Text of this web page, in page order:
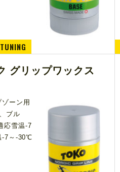
グリップワックス
ーン用
ブル
応雪温-7
-7～-30℃